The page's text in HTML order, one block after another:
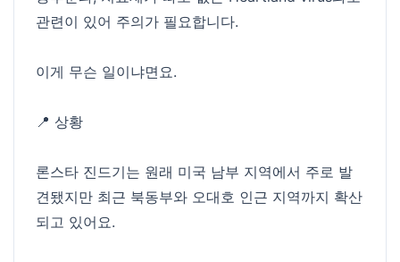
관련이 있어 주의가 필요합니다.
이게 무슨 일이냐면요.
📍 상황
론스타 진드기는 원래 미국 남부 지역에서 주로 발
견됐지만 최근 북동부와 오대호 인근 지역까지 확산
되고 있어요.